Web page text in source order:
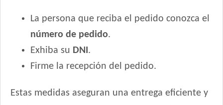
MisterPet Perro Adulto Mordida Grande
MisterPet Perro Adulto Mordida Pequeña
Nature Perro Adulto Light
Nature Perro Adulto de Raza Pequeña
La persona que reciba el pedido conozca el
número de pedido.
Exhiba su DNI .
Firme la recepción del pedido.
Estas medidas aseguran una entrega eficiente y